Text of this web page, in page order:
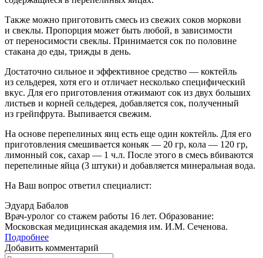
Также можно приготовить смесь из свежих соков моркови
и свеклы. Пропорция может быть любой, в зависимости
от переносимости свеклы. Принимается сок по половине
стакана до еды, трижды в день.
Достаточно сильное и эффективное средство — коктейль
из сельдерея, хотя его и отличает несколько специфический
вкус. Для его приготовления отжимают сок из двух больших
листьев и корней сельдерея, добавляется сок, полученный
из грейпфрута. Выпивается свежим.
На основе перепелиных яиц есть еще один коктейль. Для его
приготовления смешивается коньяк — 20 гр, кола — 120 гр,
лимонный сок, сахар — 1 ч.л. После этого в смесь вбиваются
перепелиные яйца (3 штуки) и добавляется минеральная вода.
На Ваш вопрос ответил специалист:
Эдуард Бабалов
Врач-уролог со стажем работы 16 лет. Образование:
Московская медицинская академия им. И.М. Сеченова.
Подробнее
Добавить комментарий